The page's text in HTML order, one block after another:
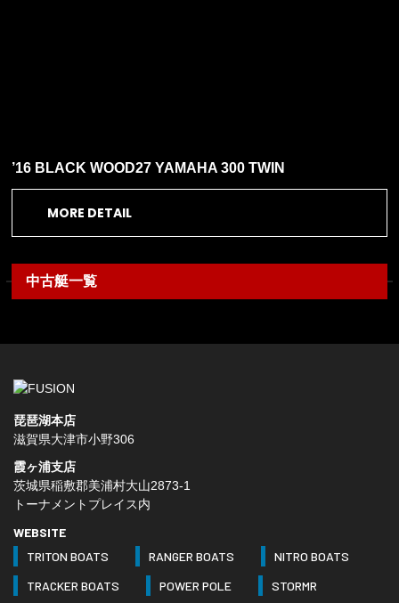
’16 BLACK WOOD27 YAMAHA 300 TWIN
MORE DETAIL
中古艇一覧
琵琶湖本店
滋賀県大津市小野306
霞ヶ浦支店
茨城県稲敷郡美浦村大山2873-1
トーナメントプレイス内
WEBSITE
TRITON BOATS
RANGER BOATS
NITRO BOATS
TRACKER BOATS
POWER POLE STORMR